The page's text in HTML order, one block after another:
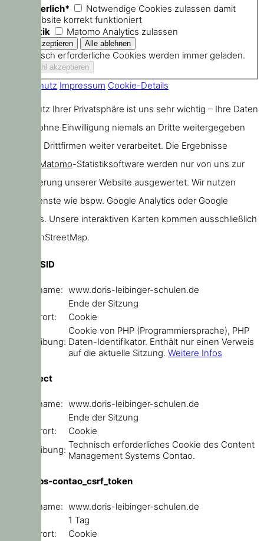
Erforderlich*
Notwendige Cookies zulassen damit
die Website korrekt funktioniert
Statistik
Matomo Analytics zulassen
Technisch erforderliche Cookies werden immer geladen.
Datenschutz Impressum Cookie-Details
Der Schutz Ihrer Privatsphäre ist uns sehr wichtig – Ihre Daten
werden ohne Einwilligung niemals an Dritte weitergegeben
oder von Drittfirmen weiter verarbeitet. Die Ergebnisse
Matomo-Statistiksoftware werden nur von uns zur
Verbesserung unserer Website ausgewertet. Wir nutzen
keine Dienste wie bspw. Google Analytics oder Google
Webfonts. Unsere interaktiven Karten kommen ausschließlich
von OpenStreetMap.
PHPSESSID
Domainname: www.doris-leibinger-schulen.de
Ende der Sitzung
Speicherort:
Cookie
Beschreibung:
Cookie von PHP (Programmiersprache), PHP
Daten-Identifikator. Enthält nur einen Verweis
auf die aktuelle Sitzung. Weitere Infos
sf_redirect
Domainname: www.doris-leibinger-schulen.de
Ende der Sitzung
Speicherort:
Cookie
Beschreibung: Technisch erforderliches Cookie des Content
Management Systems Contao.
csrf_https-contao_csrf_token
Domainname: www.doris-leibinger-schulen.de
1 Tag
Speicherort:
Cookie